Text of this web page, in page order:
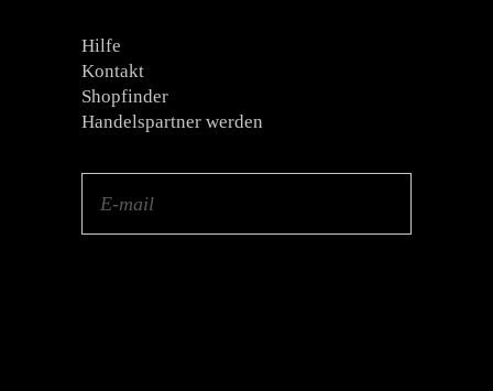
Hilfe
Kontakt
Shopfinder
Handelspartner werden